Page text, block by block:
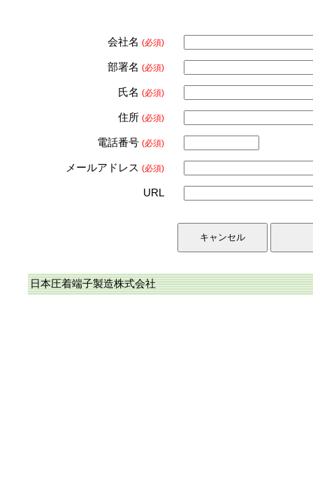
会社名 (必須)
部署名 (必須)
氏名 (必須)
住所 (必須)
電話番号 (必須)
メールアドレス (必須)
URL
日本圧着端子製造株式会社